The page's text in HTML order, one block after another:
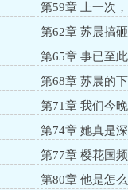
第59章 上一次
第62章 苏晨搞
第65章 事已至
第68章 苏晨的
第71章 我们今
第74章 她真是
第77章 樱花国
第80章 他是怎